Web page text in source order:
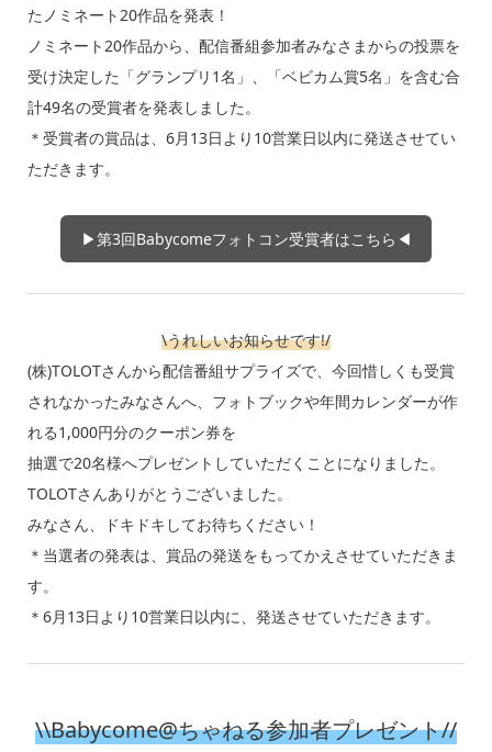
たノミネート20作品を発表！
ノミネート20作品から、配信番組参加者みなさまからの投票を
受け決定した「グランプリ1名」、「ベビカム賞5名」を含む合
計49名の受賞者を発表しました。
＊受賞者の賞品は、6月13日より10営業日以内に発送させてい
ただきます。
▶第3回Babycomeフォトコン受賞者はこちら◀
\うれしいお知らせです!/
(株)TOLOTさんから配信番組サプライズで、今回惜しくも受賞
されなかったみなさんへ、フォトブックや年間カレンダーが作
れる1,000円分のクーポン券を
抽選で20名様へプレゼントしていただくことになりました。
TOLOTさんありがとうございました。
みなさん、ドキドキしてお待ちください！
＊当選者の発表は、賞品の発送をもってかえさせていただきま
す。
＊6月13日より10営業日以内に、発送させていただきます。
\\Babycome@ちゃねる参加者プレゼント//